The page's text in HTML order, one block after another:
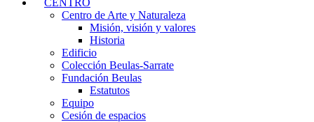
CENTRO
Centro de Arte y Naturaleza
Misión, visión y valores
Historia
Edificio
Colección Beulas-Sarrate
Fundación Beulas
Estatutos
Equipo
Cesión de espacios